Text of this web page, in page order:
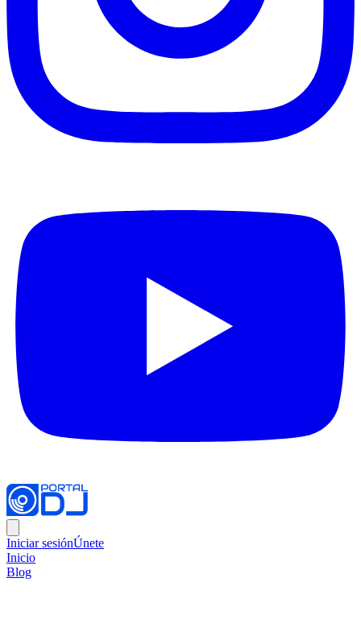
Iniciar sesiónÚnete
Inicio
Blog